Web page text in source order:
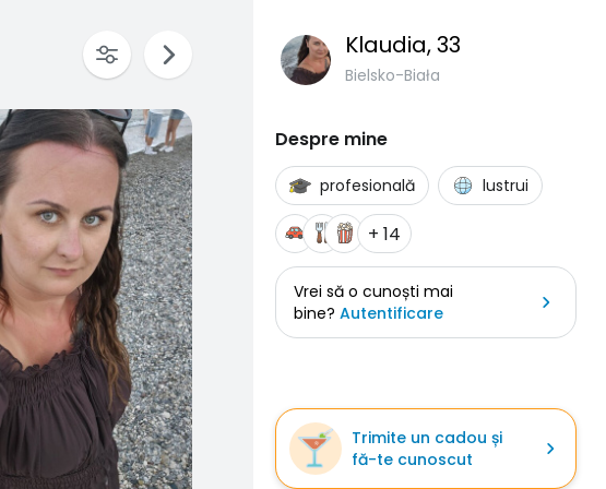
Klaudia, 33
Bielsko-Biała
Despre mine
profesională lustrui
+ 14
Vrei să o cunoști mai
bine? Autentificare
Trimite un cadou și
fă-te cunoscut